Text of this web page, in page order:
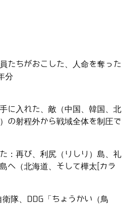
たちがおこした、人命を奪った
分
に入れた、敵（中国、韓国、北
の射程外から戦域全体を制圧で
：再び、利尻（りしり）島、礼
へ（北海道、そして樺太[カラ
隊、DDG「ちょうかい（鳥